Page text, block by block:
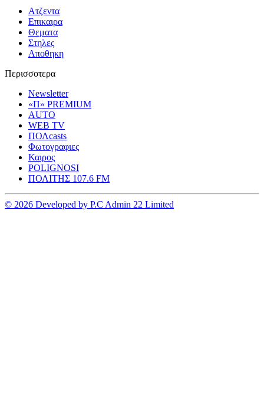
Ατζεντα
Επικαιρα
Θεματα
Στηλες
Αποθηκη
Περισσοτερα
Newsletter
«Π» PREMIUM
AUTO
WEB TV
ΠΟΛcasts
Φωτογραφιες
Καιρος
POLIGNOSI
ΠΟΛΙΤΗΣ 107.6 FM
© 2026 Developed by P.C Admin 22 Limited